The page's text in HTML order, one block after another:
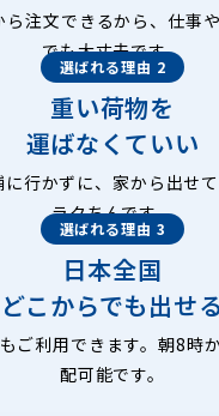
注文できるから、仕事
でも大丈夫です。
選ばれる理由 2
重い荷物を
運ばなくていい
行かずに、家から出せ
ラクちんです。
選ばれる理由 3
日本全国
どこからでも出せる
ご利用できます。朝8時
配可能です。